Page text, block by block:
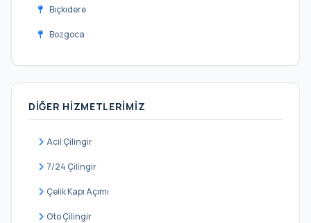
Bıçkıdere
Bozgoca
Çataklı
Çavuş
DIĞER HIZMETLERIMIZ
Acil Çilingir
7/24 Çilingir
Çelik Kapı Açımı
Oto Çilingir